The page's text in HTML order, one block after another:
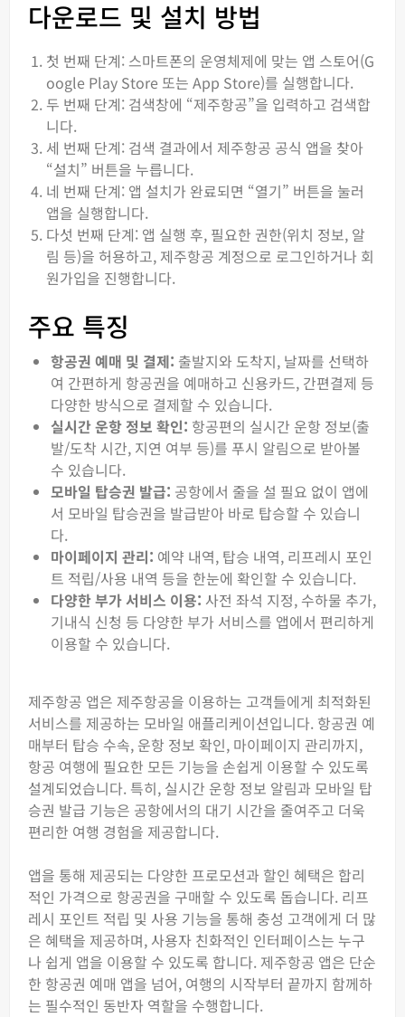
다운로드 및 설치 방법
첫 번째 단계: 스마트폰의 운영체제에 맞는 앱 스토어(G
oogle Play Store 또는 App Store)를 실행합니다.
두 번째 단계: 검색창에 “제주항공”을 입력하고 검색합
니다.
세 번째 단계: 검색 결과에서 제주항공 공식 앱을 찾아
“설치” 버튼을 누릅니다.
네 번째 단계: 앱 설치가 완료되면 “열기” 버튼을 눌러
앱을 실행합니다.
다섯 번째 단계: 앱 실행 후, 필요한 권한(위치 정보, 알
림 등)을 허용하고, 제주항공 계정으로 로그인하거나 회
원가입을 진행합니다.
주요 특징
항공권 예매 및 결제: 출발지와 도착지, 날짜를 선택하
여 간편하게 항공권을 예매하고 신용카드, 간편결제 등
다양한 방식으로 결제할 수 있습니다.
실시간 운항 정보 확인: 항공편의 실시간 운항 정보(출
발/도착 시간, 지연 여부 등)를 푸시 알림으로 받아볼
수 있습니다.
모바일 탑승권 발급: 공항에서 줄을 설 필요 없이 앱에
서 모바일 탑승권을 발급받아 바로 탑승할 수 있습니
다.
마이페이지 관리: 예약 내역, 탑승 내역, 리프레시 포인
트 적립/사용 내역 등을 한눈에 확인할 수 있습니다.
다양한 부가 서비스 이용: 사전 좌석 지정, 수하물 추가,
기내식 신청 등 다양한 부가 서비스를 앱에서 편리하게
이용할 수 있습니다.
제주항공 앱은 제주항공을 이용하는 고객들에게 최적화된
서비스를 제공하는 모바일 애플리케이션입니다. 항공권 예
매부터 탑승 수속, 운항 정보 확인, 마이페이지 관리까지,
항공 여행에 필요한 모든 기능을 손쉽게 이용할 수 있도록
설계되었습니다. 특히, 실시간 운항 정보 알림과 모바일 탑
승권 발급 기능은 공항에서의 대기 시간을 줄여주고 더욱
편리한 여행 경험을 제공합니다.
앱을 통해 제공되는 다양한 프로모션과 할인 혜택은 합리
적인 가격으로 항공권을 구매할 수 있도록 돕습니다. 리프
레시 포인트 적립 및 사용 기능을 통해 충성 고객에게 더 많
은 혜택을 제공하며, 사용자 친화적인 인터페이스는 누구
나 쉽게 앱을 이용할 수 있도록 합니다. 제주항공 앱은 단순
한 항공권 예매 앱을 넘어, 여행의 시작부터 끝까지 함께하
는 필수적인 동반자 역할을 수행합니다.